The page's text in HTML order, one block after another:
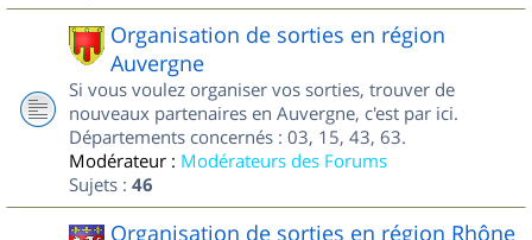
Organisation de sorties en région
Auvergne
Si vous voulez organiser vos sorties, trouver de
nouveaux partenaires en Auvergne, c'est par ici.
Départements concernés : 03, 15, 43, 63.
Modérateur : Modérateurs des Forums
Sujets : 46
Organisation de sorties en région Rhône